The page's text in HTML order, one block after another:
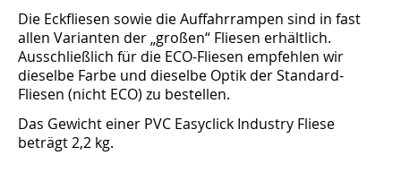
Die Eckfliesen sowie die Auffahrrampen sind in fast
allen Varianten der „großen“ Fliesen erhältlich.
Ausschließlich für die ECO-Fliesen empfehlen wir
dieselbe Farbe und dieselbe Optik der Standard-
Fliesen (nicht ECO) zu bestellen.
Das Gewicht einer PVC Easyclick Industry Fliese
beträgt 2,2 kg.